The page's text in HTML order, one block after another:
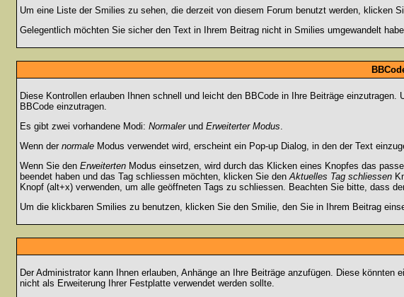
Um eine Liste der Smilies zu sehen, die derzeit von diesem Forum benutzt werden, klicken
Gelegentlich möchten Sie sicher den Text in Ihrem Beitrag nicht in Smilies umgewandelt
Diese Kontrollen erlauben Ihnen schnell und leicht den BBCode in Ihre Beiträge
BBCode einzutragen.
Es gibt zwei vorhandene Modi: Normalerund Erweiterter Modus.
Wenn der normaleModus verwendet wird, erscheint ein Pop-up Dialog, in den der Text
Wenn Sie den ErweitertenModus einsetzen, wird durch das Klicken eines Knopfes das
beendet haben und das Tag schliessen möchten, klicken Sie denAktuelles Tag schliessen
Knopf (alt+x) verwenden, um alle geöffneten Tags zu schliessen. Beachten Sie bitte, dass
Um die klickbaren Smilies zu benutzen, klicken Sie den Smilie, den Sie in Ihrem Beitrag
Der Administrator kann Ihnen erlauben, Anhänge an Ihre Beiträge anzufügen. Diese
nicht als Erweiterung Ihrer Festplatte verwendet werden sollte.